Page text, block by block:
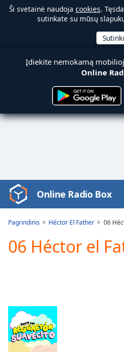
Ši svetainė naudoja cookies.
sutinkate su mūsų
Įdiekite nemokamą
Online
Video
Player
Play
Video
Mute
Current
Time0:00
Online Radio Box
Pagrindinis Héctor El Father 06
06 Héctor el